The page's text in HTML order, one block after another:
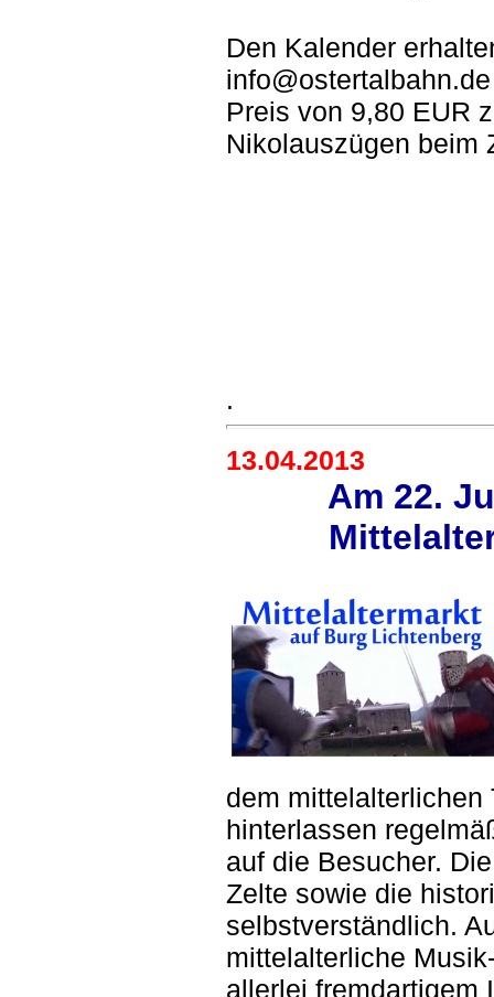
Den Kalender
Preis von 9,80 EUR
Nikolauszügen beim
.
13.04.2013
Am 22.
dem mittelalterlichen
hinterlassen
auf die Besucher.
Zelte sowie die
selbstverständlich.
mittelalterliche
allerlei fremdartigem